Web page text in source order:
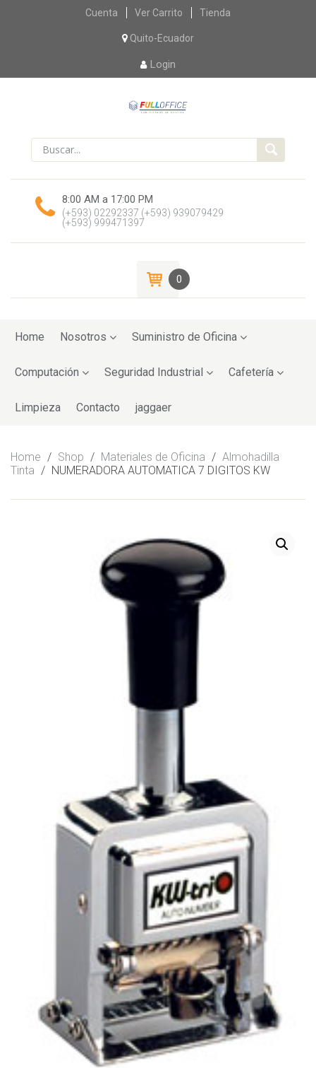
Skip
content
Cuenta Ver Carrito Tienda
Quito-Ecuador
Login
8:00 AM a 17:00 PM
(+593) 02292337 (+593) 939079429
(+593) 999471397
0
toHome Nosotros Suministro de Oficina
Computación Seguridad Industrial Cafetería
Limpieza Contacto jaggaer
Home / Shop / Materiales de Oficina / Almohadilla
Tinta / NUMERADORA AUTOMATICA 7 DIGITOS KW